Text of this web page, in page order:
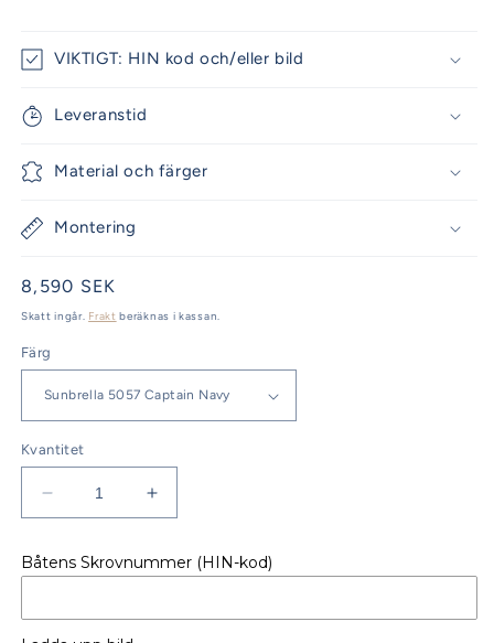
VIKTIGT: HIN kod och/eller bild
Leveranstid
Material och färger
Montering
Ordinarie
pris
8,590 SEK
Skatt ingår. Frakt beräknas i kassan.
Färg
Kvantitet
Minska
kvantitet
Jeanneau
Odyssey
Öka
kvantitet
Jeanneau
Odyssey
Båtens Skrovnummer (HIN-kod)